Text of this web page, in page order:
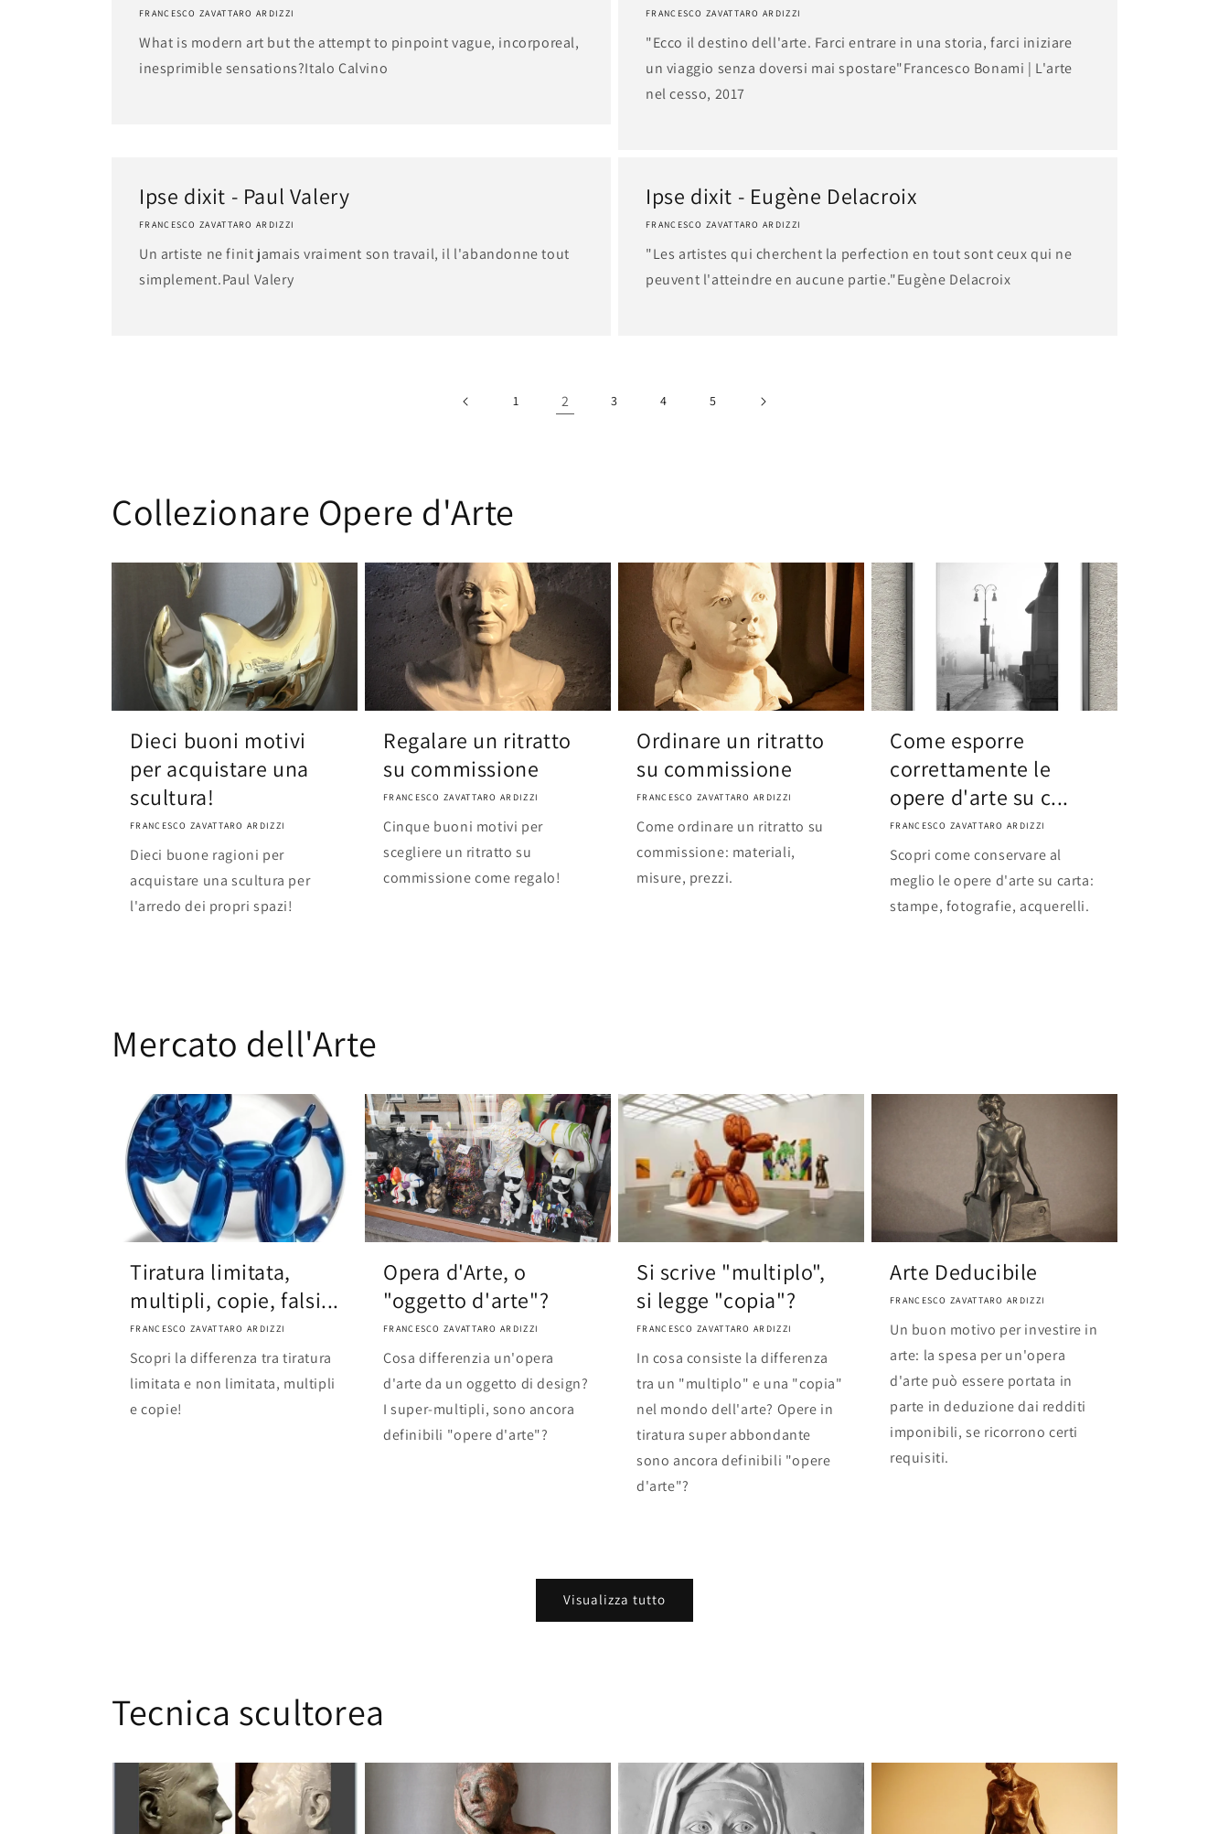
FRANCESCO ZAVATTARO ARDIZZI
What is modern art but the attempt to pinpoint vague, incorporeal,
inesprimible sensations?Italo Calvino
FRANCESCO ZAVATTARO ARDIZZI
"Ecco il destino dell'arte. Farci entrare in una storia, farci iniziare
un viaggio senza doversi mai spostare"Francesco Bonami | L'arte
nel cesso, 2017
Ipse dixit - Paul Valery
FRANCESCO ZAVATTARO ARDIZZI
Un artiste ne finit jamais vraiment son travail, il l'abandonne tout
simplement.​​Paul Valery
Ipse dixit - Eugène Delacroix
FRANCESCO ZAVATTARO ARDIZZI
"Les artistes qui cherchent la perfection en tout sont ceux qui ne
peuvent l'atteindre en aucune partie."Eugène Delacroix
1 2 3 4 5
Collezionare Opere d'Arte
Dieci buoni motivi
per acquistare una
scultura!
FRANCESCO ZAVATTARO ARDIZZI
Dieci buone ragioni per
acquistare una scultura per
l'arredo dei propri spazi!
Regalare un ritratto
su commissione
FRANCESCO ZAVATTARO ARDIZZI
Cinque buoni motivi per
scegliere un ritratto su
commissione come regalo!
Ordinare un ritratto
su commissione
FRANCESCO ZAVATTARO ARDIZZI
Come ordinare un ritratto su
commissione: materiali,
misure, prezzi.
Come esporre
correttamente le
opere d'arte su c...
FRANCESCO ZAVATTARO ARDIZZI
Scopri come conservare al
meglio le opere d'arte su carta:
stampe, fotografie, acquerelli.
Mercato dell'Arte
Tiratura limitata,
multipli, copie, falsi...
FRANCESCO ZAVATTARO ARDIZZI
Scopri la differenza tra tiratura
limitata e non limitata, multipli
e copie!
Opera d'Arte, o
"oggetto d'arte"?
FRANCESCO ZAVATTARO ARDIZZI
Cosa differenzia un'opera
d'arte da un oggetto di design?
I super-multipli, sono ancora
definibili "opere d'arte"?
Si scrive "multiplo",
si legge "copia"?
FRANCESCO ZAVATTARO ARDIZZI
In cosa consiste la differenza
tra un "multiplo" e una "copia"
nel mondo dell'arte? Opere in
tiratura super abbondante
sono ancora definibili "opere
d'arte"?
Arte Deducibile
FRANCESCO ZAVATTARO ARDIZZI
Un buon motivo per investire in
arte: la spesa per un'opera
d'arte può essere portata in
parte in deduzione dai redditi
imponibili, se ricorrono certi
requisiti.
Visualizza tutto
Tecnica scultorea